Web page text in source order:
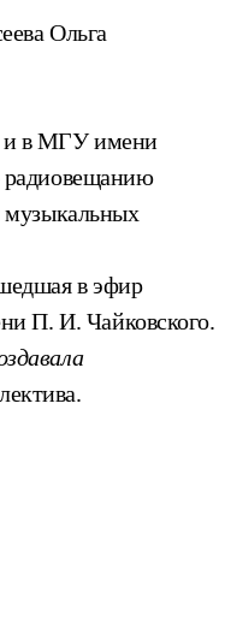
Ольга
и в МГУ имени
радиовещанию
музыкальных
в эфир
П. И. Чайковского.